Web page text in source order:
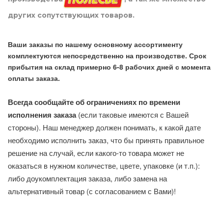
других сопутствующих товаров.
Ваши заказы по нашему основному ассортименту
комплектуются непосредственно на производстве. Срок
прибытия на склад примерно 6-8 рабочих дней с момента
оплаты заказа.
Всегда сообщайте об ограничениях по времени
исполнения заказа(если таковые имеются с Вашей
стороны). Наш менеджер должен понимать, к какой дате
необходимо исполнить заказ, что бы принять правильное
решение на случай, если какого-то товара может не
оказаться в нужном количестве, цвете, упаковке (и т.п.):
либо доукомплектация заказа, либо замена на
альтернативный товар (с согласованием с Вами)!